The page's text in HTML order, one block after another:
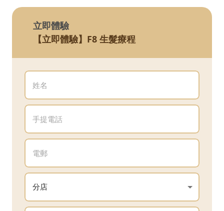
立即體驗
【立即體驗】F8 生髮療程